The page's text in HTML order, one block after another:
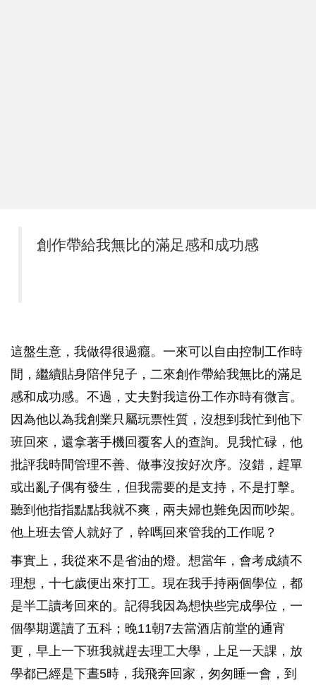
創作帶給我無比的滿足感和成功感
這盤生意，我做得很過癮。一來可以自由控制工作時
間，繼續貼身陪伴兒子，二來創作帶給我無比的滿足
感和成功感。不過，丈夫對我這份工作亦時有微言。
因為他以為我創業只屬玩票性質，沒想到我忙到他下
班回來，還拿著手機回覆客人的查詢。見我忙碌，他
批評我時間管理不善、做事沒按好次序。沒錯，趕單
或出亂子偶有發生，但我需要的是支持，不是打擊。
聽到他指指點點我就不爽，兩夫婦也難免因而吵架。
他上班去管人就好了，幹嗎回來管我的工作呢？
事實上，我從來不是省油的燈。想當年，會考成績不
理想，十七歲便出來打工。現在我手持兩個學位，都
是半工讀考回來的。記得我因為想快些完成學位，一
個學期選讀了五科；晚11朝7去當酒店前堂的通宵
更，早上一下班我就趕去理工大學，上足一天課，放
學都已經是下晝5時，我飛奔回家，匆匆睡一會，到